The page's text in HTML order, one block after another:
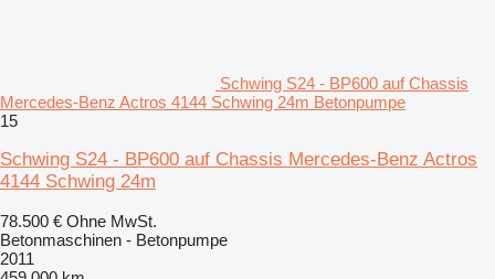
Schwing S24 - BP600 auf Chassis
Mercedes-Benz Actros 4144 Schwing 24m Betonpumpe
15
Schwing S24 - BP600 auf Chassis Mercedes-Benz Actros
4144 Schwing 24m
78.500 € Ohne MwSt.
Betonmaschinen - Betonpumpe
2011